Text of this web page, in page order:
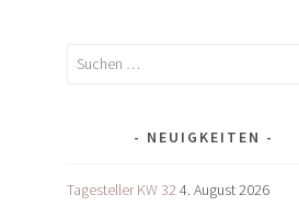
Suchen
NEUIGKEITEN
Tagesteller KW 324. August 2026